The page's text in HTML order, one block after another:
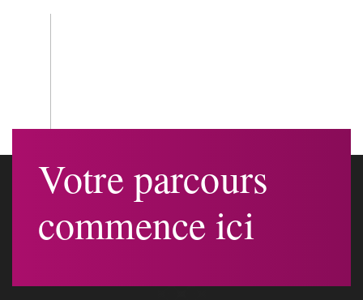
Votre parcours
commence ici